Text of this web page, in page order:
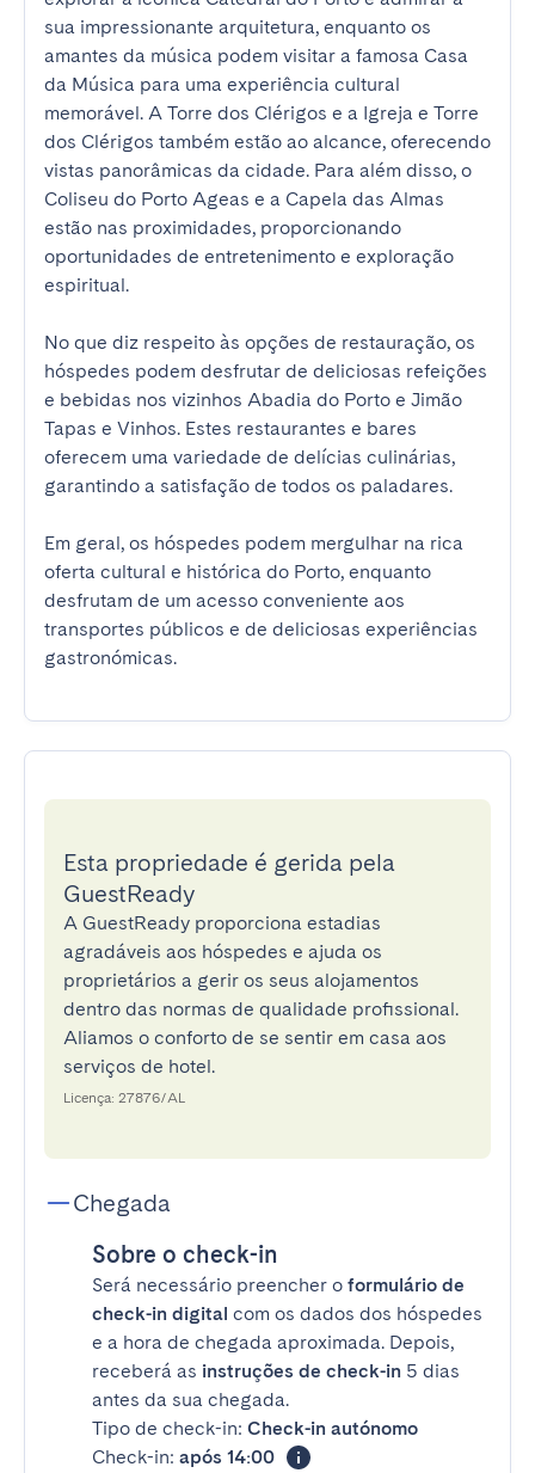
sua impressionante arquitetura, enquanto os
amantes da música podem visitar a famosa Casa
da Música para uma experiência cultural
memorável. A Torre dos Clérigos e a Igreja e Torre
dos Clérigos também estão ao alcance, oferecendo
vistas panorâmicas da cidade. Para além disso, o
Coliseu do Porto Ageas e a Capela das Almas
estão nas proximidades, proporcionando
oportunidades de entretenimento e exploração
espiritual.
No que diz respeito às opções de restauração, os
hóspedes podem desfrutar de deliciosas refeições
e bebidas nos vizinhos Abadia do Porto e Jimão
Tapas e Vinhos. Estes restaurantes e bares
oferecem uma variedade de delícias culinárias,
garantindo a satisfação de todos os paladares.
Em geral, os hóspedes podem mergulhar na rica
oferta cultural e histórica do Porto, enquanto
desfrutam de um acesso conveniente aos
transportes públicos e de deliciosas experiências
gastronómicas.
Esta propriedade é gerida pela
GuestReady
A GuestReady proporciona estadias
agradáveis aos hóspedes e ajuda os
proprietários a gerir os seus alojamentos
dentro das normas de qualidade profissional.
Aliamos o conforto de se sentir em casa aos
serviços de hotel.
Licença: 27876/AL
Chegada
Sobre o check-in
Será necessário preencher o formulário de
check-in digital com os dados dos hóspedes
e a hora de chegada aproximada. Depois,
receberá as instruções de check-in 5 dias
antes da sua chegada.
Tipo de check-in: Check-in autónomo
Check-in: após 14:00